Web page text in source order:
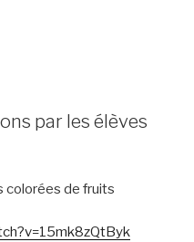
par les élèves
colorées de fruits